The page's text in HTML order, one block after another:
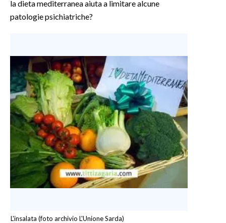
la dieta mediterranea aiuta a limitare alcune
patologie psichiatriche?
L'insalata (foto archivio L'Unione Sarda)